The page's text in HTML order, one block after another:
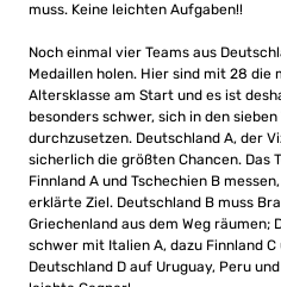
muss. Keine leichten Aufgaben!!
Noch einmal vier Teams aus
Medaillen holen. Hier sind mit 28 die
Altersklasse am Start und es ist
besonders schwer, sich in den
durchzusetzen. Deutschland A, der
sicherlich die größten Chancen. Das
Finnland A und Tschechien B
erklärte Ziel. Deutschland B muss
Griechenland aus dem Weg räumen;
schwer mit Italien A, dazu Finnland
Deutschland D auf Uruguay, Peru